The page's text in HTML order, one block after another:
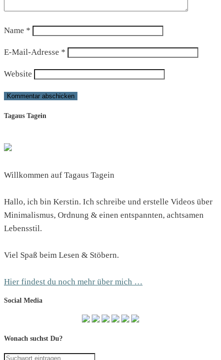
Name *
E-Mail-Adresse *
Website
Tagaus Tagein
Willkommen auf Tagaus Tagein
Hallo, ich bin Kerstin. Ich schreibe und erstelle Videos über
Minimalismus, Ordnung & einen entspannten, achtsamen
Lebensstil.
Viel Spaß beim Lesen & Stöbern.
Hier findest du noch mehr über mich …
Social Media
Wonach suchst Du?